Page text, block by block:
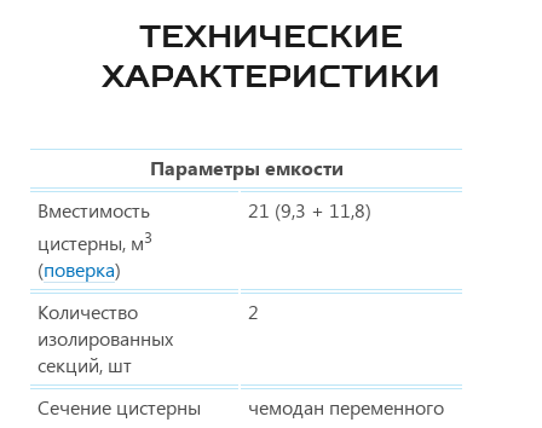
ТЕХНИЧЕСКИЕ
ХАРАКТЕРИСТИКИ
Параметры емкости
Вместимость
цистерны, м3
(поверка)
21 (9,3 + 11,8)
Количество
изолированных
секций, шт
2
Сечение цистерны
чемодан переменного